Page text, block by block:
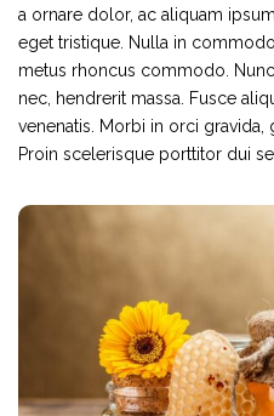
a ornare dolor, ac aliquam
eget tristique. Nulla in
metus rhoncus commodo.
nec, hendrerit massa. Fusce
venenatis. Morbi in orci gravida,
Proin scelerisque porttitor dui